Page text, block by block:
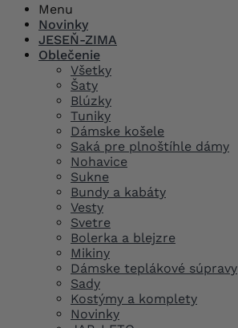
Menu
Novinky
JESEŇ-ZIMA
Oblečenie
Všetky
Šaty
Blúzky
Tuniky
Dámske košele
Saká pre plnoštíhle dámy
Nohavice
Sukne
Bundy a kabáty
Vesty
Svetre
Bolerka a blejzre
Mikiny
Dámske teplákové súpravy
Sady
Kostýmy a komplety
Novinky